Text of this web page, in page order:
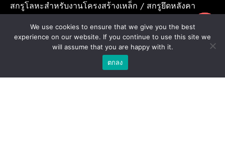
สกรูโลหะสำหรับงานโครงสร้างเหล็ก / สกรูยึดหลังคา
อุปกรณ์เสริมสำหรับหลังคา
น้ำยาเคมีสำหรับงานเจาะเสียบเหล็ก / พุกเคมี
น้ำยาเคมีสำหรับงานเจาะเสียบเหล็ก / อุปกรณ์เสริมสำหรับ
จุดยึดสารเคมี
We use cookies to ensure that we give you the best
experience on our website. If you continue to use this site we
will assume that you are happy with it.
ตกลง
ขอใบเสนอราคา